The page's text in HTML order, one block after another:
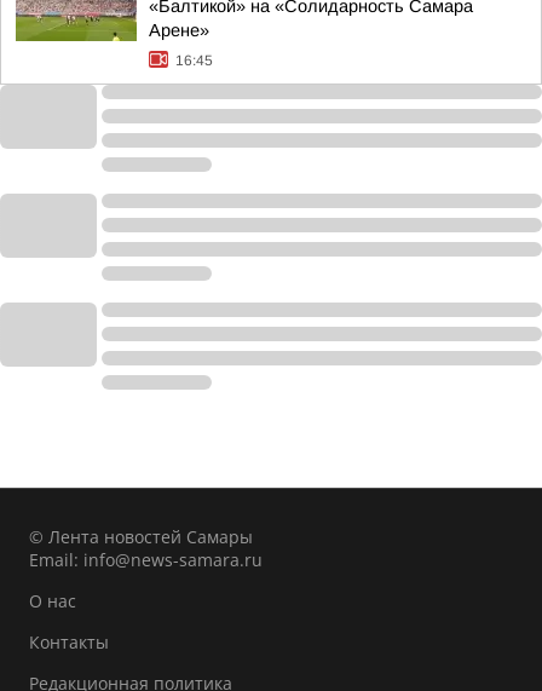
«Балтикой» на «Солидарность Самара
Арене»
16:45
© Лента новостей Самары
Email: info@news-samara.ru
О нас
Контакты
Редакционная политика